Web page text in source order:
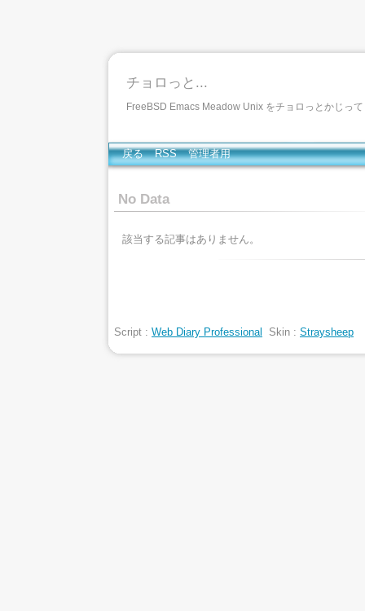
チョロっと...
FreeBSD Emacs Meadow Unix をチョロっとかじっ
戻る RSS 管理者用
No Data
該当する記事はありません。
Script : Web Diary Professional Skin : Straysheep